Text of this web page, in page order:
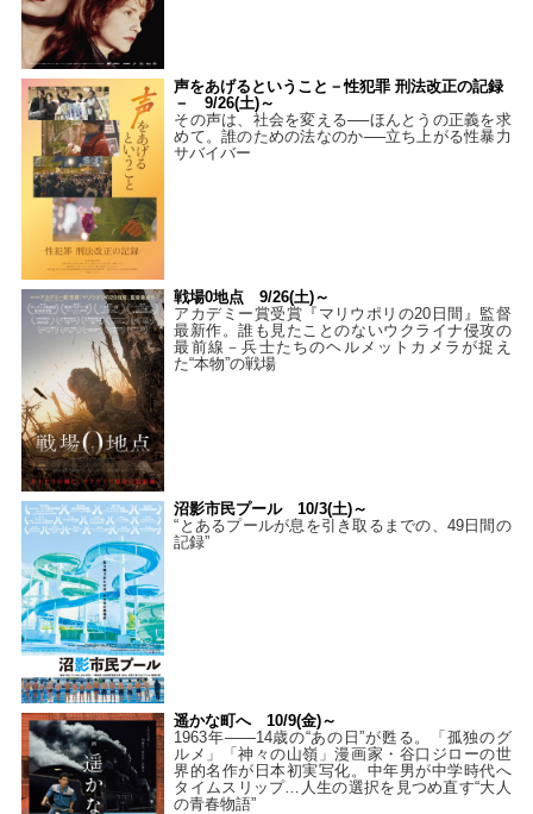
声をあげるということ－性犯罪 刑法改正の記録
－ 9/26(土)～
その声は、社会を変える──ほんとうの正義を求
めて。誰のための法なのか──立ち上がる性暴力
サバイバー
戦場0地点 9/26(土)～
アカデミー賞受賞『マリウポリの20日間』監督
最新作。誰も見たことのないウクライナ侵攻の
最前線－兵士たちのヘルメットカメラが捉え
た“本物”の戦場
沼影市民プール 10/3(土)～
“とあるプールが息を引き取るまでの、49日間の
記録”
遥かな町へ 10/9(金)～
1963年――14歳の“あの日”が甦る。「孤独のグ
ルメ」「神々の山嶺」漫画家・谷口ジローの世
界的名作が日本初実写化。中年男が中学時代へ
タイムスリップ…人生の選択を見つめ直す“大人
の青春物語”